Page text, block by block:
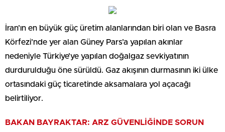
İran’ın en büyük güç üretim alanlarından biri olan ve Basra
Körfezi’nde yer alan Güney Pars’a yapılan akınlar
nedeniyle Türkiye’ye yapılan doğalgaz sevkiyatının
durdurulduğu öne sürüldü. Gaz akışının durmasının iki ülke
ortasındaki güç ticaretinde aksamalara yol açacağı
belirtiliyor.
BAKAN BAYRAKTAR: ARZ GÜVENLİĞİNDE SORUN